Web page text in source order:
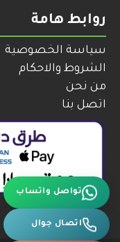
روابط هامة
سياسة الخصوصية
الشروط والاحكام
من نحن
اتصل بنا
تواصل واتساب
اتصال جوال